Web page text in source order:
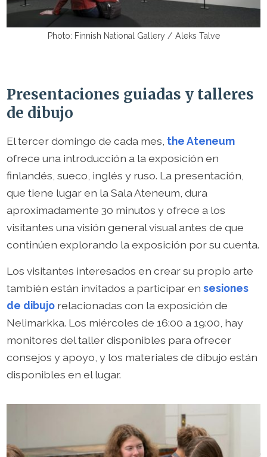
Photo: Finnish National Gallery / Aleks Talve
Presentaciones guiadas y talleres
de dibujo
El tercer domingo de cada mes, the Ateneum
ofrece una introducción a la exposición en
finlandés, sueco, inglés y ruso. La presentación,
que tiene lugar en la Sala Ateneum, dura
aproximadamente 30 minutos y ofrece a los
visitantes una visión general visual antes de que
continúen explorando la exposición por su cuenta.
Los visitantes interesados en crear su propio arte
también están invitados a participar en sesiones
de dibujo relacionadas con la exposición de
Nelimarkka. Los miércoles de 16:00 a 19:00, hay
monitores del taller disponibles para ofrecer
consejos y apoyo, y los materiales de dibujo están
disponibles en el lugar.